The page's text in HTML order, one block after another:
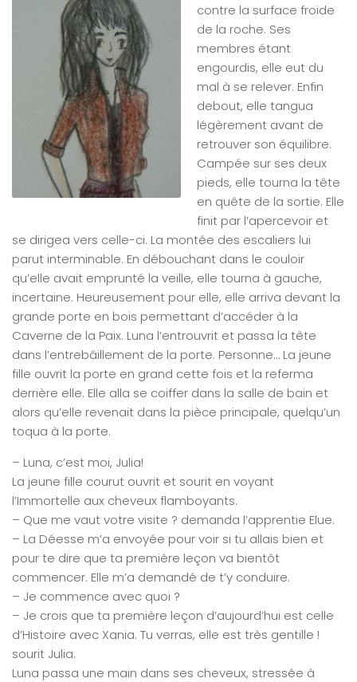
contre la surface froide
de la roche. Ses
membres étant
engourdis, elle eut du
mal à se relever. Enfin
debout, elle tangua
légèrement avant de
retrouver son équilibre.
Campée sur ses deux
pieds, elle tourna la tête
en quête de la sortie. Elle
finit par l’apercevoir et
se dirigea vers celle-ci. La montée des escaliers lui
parut interminable. En débouchant dans le couloir
qu’elle avait emprunté la veille, elle tourna à gauche,
incertaine. Heureusement pour elle, elle arriva devant la
grande porte en bois permettant d’accéder à la
Caverne de la Paix. Luna l’entrouvrit et passa la tête
dans l’entrebâillement de la porte. Personne… La jeune
fille ouvrit la porte en grand cette fois et la referma
derrière elle. Elle alla se coiffer dans la salle de bain et
alors qu’elle revenait dans la pièce principale, quelqu’un
toqua à la porte.
– Luna, c’est moi, Julia!
La jeune fille courut ouvrit et sourit en voyant
l’Immortelle aux cheveux flamboyants.
– Que me vaut votre visite ? demanda l’apprentie Elue.
– La Déesse m’a envoyée pour voir si tu allais bien et
pour te dire que ta première leçon va bientôt
commencer. Elle m’a demandé de t’y conduire.
– Je commence avec quoi ?
– Je crois que ta première leçon d’aujourd’hui est celle
d’Histoire avec Xania. Tu verras, elle est très gentille !
sourit Julia.
Luna passa une main dans ses cheveux, stressée à